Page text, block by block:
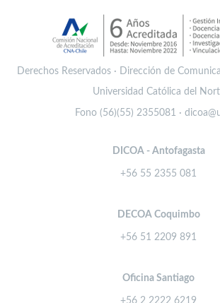
Derechos Reservados · Dirección de
Universidad Católica del
Fono (56)(55) 2355081 ·
DICOA - Antofagasta
+56 55 2355 081
DECOA Coquimbo
+56 51 2209 891
Oficina Santiago
+56 2 2222 6219